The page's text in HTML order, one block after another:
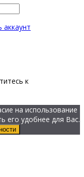
аккаунт
к
на использование
его удобнее для Вас.